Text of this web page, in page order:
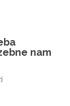
nam